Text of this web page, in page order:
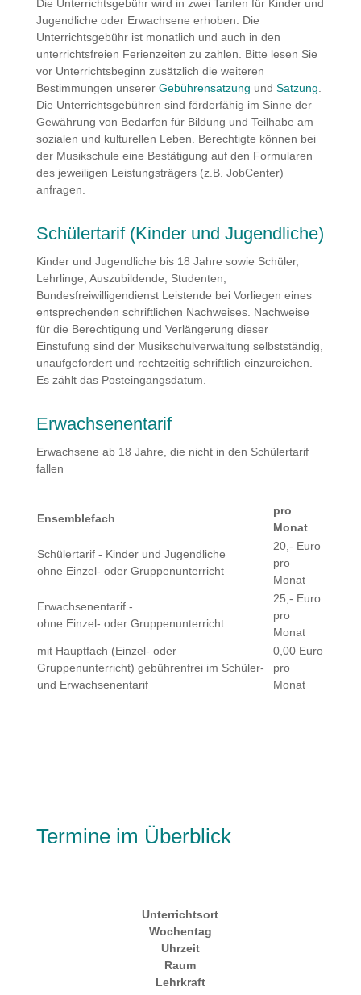
Die Unterrichtsgebühr wird in zwei Tarifen für Kinder und
Jugendliche oder Erwachsene erhoben. Die
Unterrichtsgebühr ist monatlich und auch in den
unterrichtsfreien Ferienzeiten zu zahlen. Bitte lesen Sie
vor Unterrichtsbeginn zusätzlich die weiteren
Bestimmungen unserer Gebührensatzung und Satzung
Die Unterrichtsgebühren sind förderfähig im Sinne der
Gewährung von Bedarfen für Bildung und Teilhabe am
sozialen und kulturellen Leben. Berechtigte können bei
der Musikschule eine Bestätigung auf den Formularen
des jeweiligen Leistungsträgers (z.B. JobCenter)
anfragen.
Schülertarif (Kinder und Jugendliche)
Kinder und Jugendliche bis 18 Jahre sowie Schüler,
Lehrlinge, Auszubildende, Studenten,
Bundesfreiwilligendienst Leistende bei Vorliegen eines
entsprechenden schriftlichen Nachweises. Nachweise
für die Berechtigung und Verlängerung dieser
Einstufung sind der Musikschulverwaltung selbstständig,
unaufgefordert und rechtzeitig schriftlich einzureichen.
Es zählt das Posteingangsdatum.
Erwachsenentarif
Erwachsene ab 18 Jahre, die nicht in den Schülertarif
fallen
Ensemblefach
pro
Monat
Schülertarif - Kinder und Jugendliche
ohne Einzel- oder Gruppenunterricht
20,- Euro
pro
Monat
Erwachsenentarif -
ohne Einzel- oder Gruppenunterricht
25,- Euro
pro
Monat
mit Hauptfach (Einzel- oder
Gruppenunterricht) gebührenfrei im Schüler-
und Erwachsenentarif
0,00 Euro
pro
Monat
Termine im Überblick
Unterrichtsort
Wochentag
Uhrzeit
Raum
Lehrkraft